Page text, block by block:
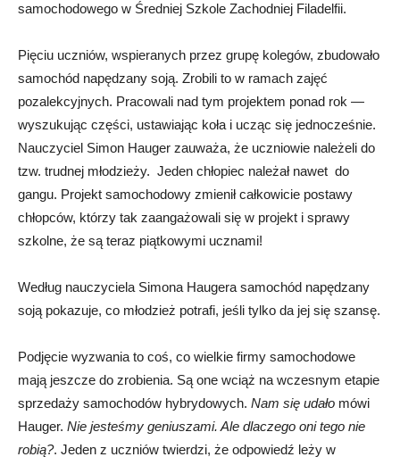
samochodowego w Średniej Szkole Zachodniej Filadelfii.
Pięciu uczniów, wspieranych przez grupę kolegów, zbudowało
samochód napędzany soją. Zrobili to w ramach zajęć
pozalekcyjnych. Pracowali nad tym projektem ponad rok —
wyszukując części, ustawiając koła i ucząc się jednocześnie.
Nauczyciel Simon Hauger zauważa, że uczniowie należeli do
tzw. trudnej młodzieży. Jeden chłopiec należał nawet do
gangu. Projekt samochodowy zmienił całkowicie postawy
chłopców, którzy tak zaangażowali się w projekt i sprawy
szkolne, że są teraz piątkowymi ucznami!
Według nauczyciela Simona Haugera samochód napędzany
soją pokazuje, co młodzież potrafi, jeśli tylko da jej się szansę.
Podjęcie wyzwania to coś, co wielkie firmy samochodowe
mają jeszcze do zrobienia. Są one wciąż na wczesnym etapie
sprzedaży samochodów hybrydowych. Nam się udało mówi
Hauger. Nie jesteśmy geniuszami. Ale dlaczego oni tego nie
robią?. Jeden z uczniów twierdzi, że odpowiedź leży w